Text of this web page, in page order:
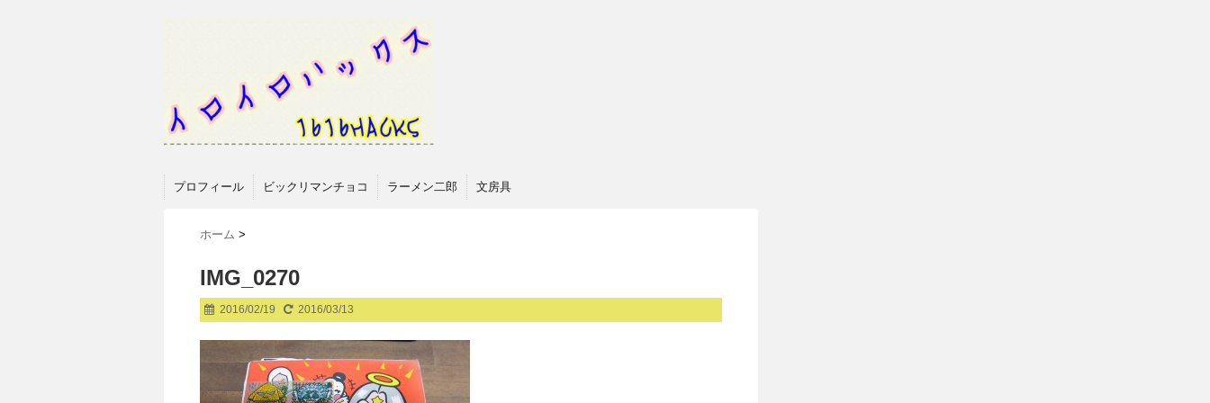
プロフィール ビックリマンチョコ ラーメン二郎 文房具
ホーム >
IMG_0270
2016/02/19 2016/03/13